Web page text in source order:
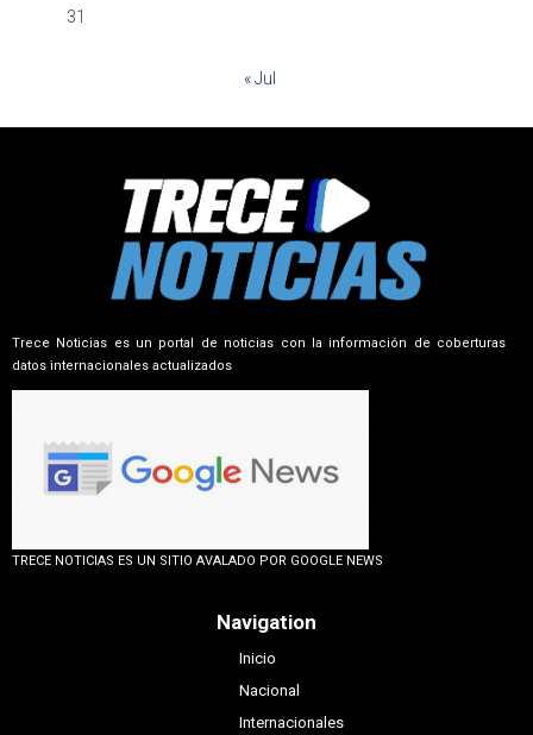
31
« Jul
Trece Noticias es un portal de noticias con la información de coberturas
datos internacionales actualizados
TRECE NOTICIAS ES UN SITIO AVALADO POR GOOGLE NEWS
Navigation
Inicio
Nacional
Internacionales